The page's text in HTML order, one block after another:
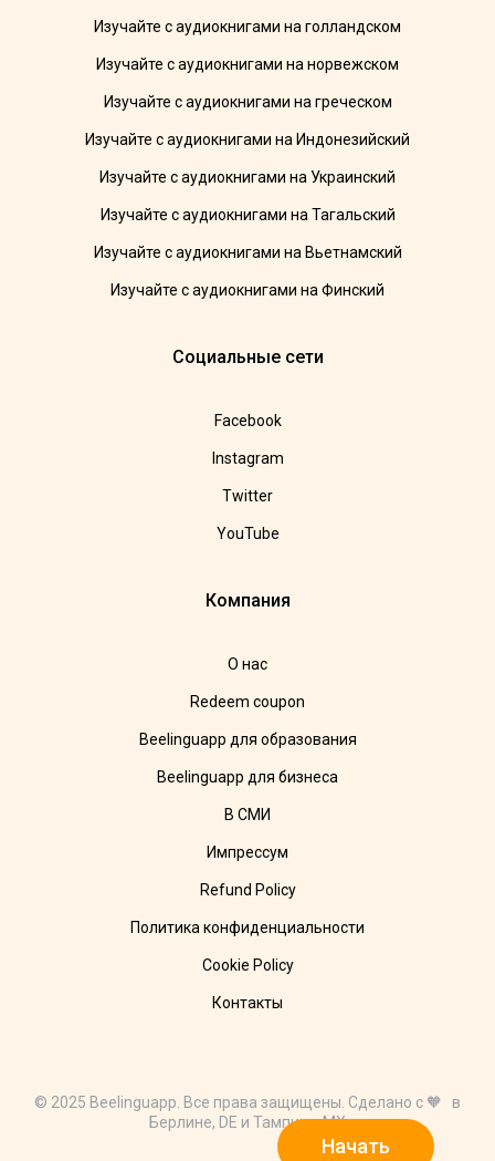
Начать
Изучайте с аудиокнигами на голландском
Изучайте с аудиокнигами на норвежском
Изучайте с аудиокнигами на греческом
Изучайте с аудиокнигами на Индонезийский
Изучайте с аудиокнигами на Украинский
Изучайте с аудиокнигами на Тагальский
Изучайте с аудиокнигами на Вьетнамский
Изучайте с аудиокнигами на Финский
Социальные сети
Facebook
Instagram
Twitter
YouTube
Компания
О нас
Redeem coupon
Beelinguapp для образования
Beelinguapp для бизнеса
В СМИ
Импрессум
Refund Policy
Политика конфиденциальности
Cookie Policy
Контакты
© 2025 Beelinguapp. Все права защищены. Сделано с 🧡 в
Берлине, DE и Тампико, MX